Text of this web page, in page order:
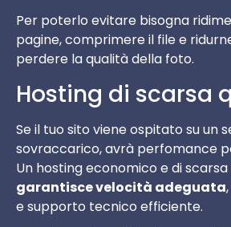
Per poterlo evitare bisogna
pagine, comprimere il file e
perdere la qualità della foto.
Hosting di scarsa
Se il tuo sito viene ospitato su un
sovraccarico, avrà perfomance
Un hosting economico e di
garantisce velocità adeguata
e supporto tecnico efficiente.